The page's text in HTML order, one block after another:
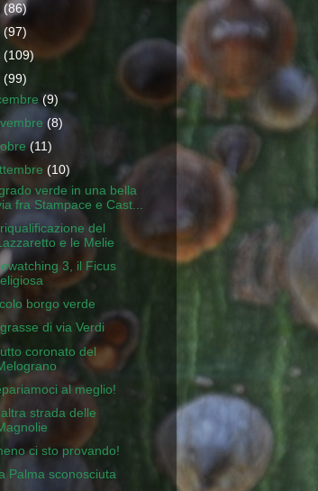
(86)
(97)
(109)
(99)
(9)
(8)
(11)
(10)
verde in una bella
fra Stampace e Cast...
del
e le Melie
3, il Ficus
borgo verde
di via Verdi
coronato del
al meglio!
strada delle
ci sto provando!
Palma sconosciuta